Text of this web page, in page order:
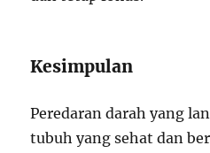
Kesimpulan
Peredaran darah yang
tubuh yang sehat dan